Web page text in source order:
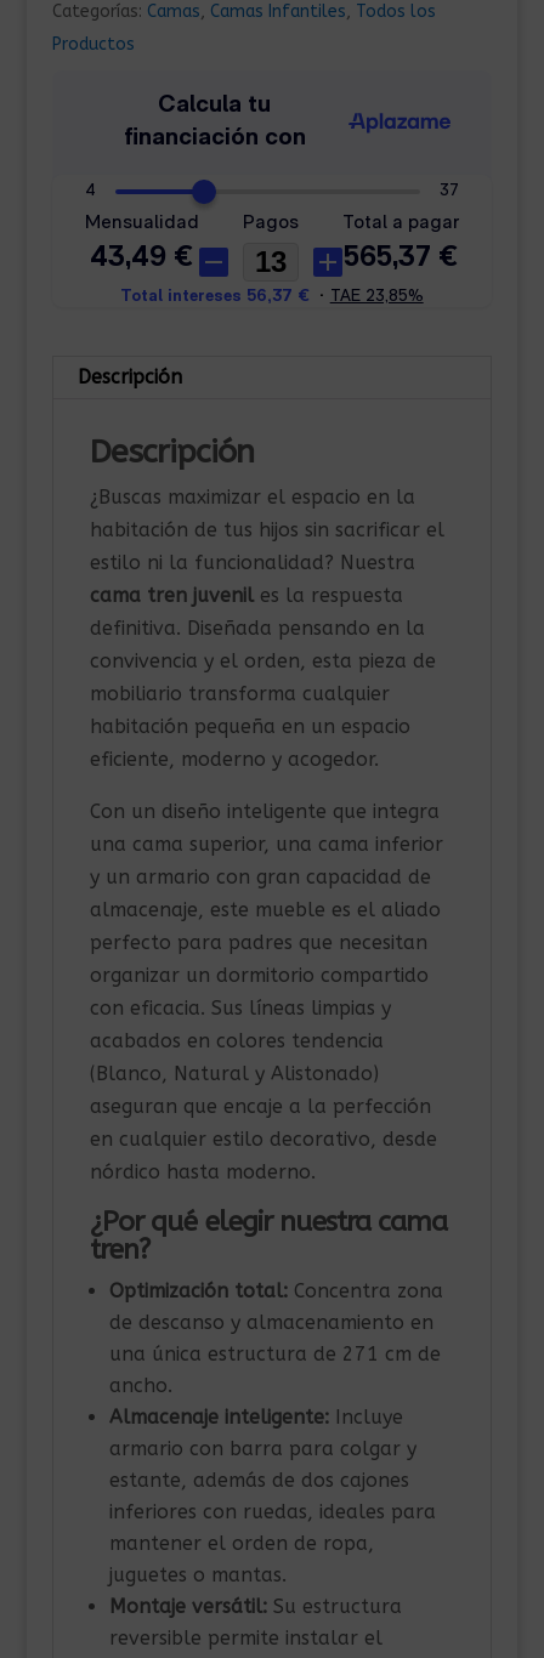
Alistonado
cantidad
Categorías: Camas, Camas Infantiles, Todos los
Productos
Descripción
Descripción
¿Buscas maximizar el espacio en la
habitación de tus hijos sin sacrificar el
estilo ni la funcionalidad? Nuestra
cama tren juveniles la respuesta
definitiva. Diseñada pensando en la
convivencia y el orden, esta pieza de
mobiliario transforma cualquier
habitación pequeña en un espacio
eficiente, moderno y acogedor.
Con un diseño inteligente que integra
una cama superior, una cama inferior
y un armario con gran capacidad de
almacenaje, este mueble es el aliado
perfecto para padres que necesitan
organizar un dormitorio compartido
con eficacia. Sus líneas limpias y
acabados en colores tendencia
(Blanco, Natural y Alistonado)
aseguran que encaje a la perfección
en cualquier estilo decorativo, desde
nórdico hasta moderno.
¿Por qué elegir nuestra cama
tren?
Optimización total:Concentra zona
de descanso y almacenamiento en
una única estructura de 271 cm de
ancho.
Almacenaje inteligente:Incluye
armario con barra para colgar y
estante, además de dos cajones
inferiores con ruedas, ideales para
mantener el orden de ropa,
juguetes o mantas.
Montaje versátil:Su estructura
reversible permite instalar el